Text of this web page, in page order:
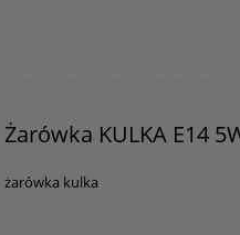
Żarówka KULKA E14
żarówka kulka